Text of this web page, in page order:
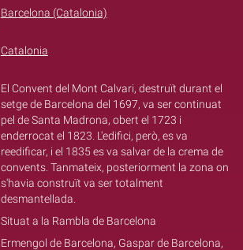
Barcelona (Catalonia)
Catalonia
El Convent del Mont Calvari, destruït durant el
setge de Barcelona del 1697, va ser continuat
pel de Santa Madrona, obert el 1723 i
enderrocat el 1823. L'edifici, però, es va
reedificar, i el 1835 es va salvar de la crema de
convents. Tanmateix, posteriorment la zona on
s'havia construït va ser totalment
desmantellada.
Situat a la Rambla de Barcelona
Ermengol de Barcelona, Gaspar de Barcelona,